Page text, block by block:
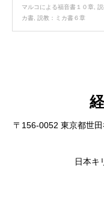
マルコによる福音書１０章 説
カ書 説教：ミカ書６章
〒156-0052 東京都世
日本キ